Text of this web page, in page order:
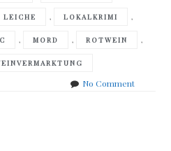
LEICHE , LOKALKRIMI ,
, MORD , ROTWEIN ,
No Commenton